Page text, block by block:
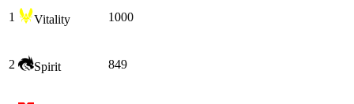
1 Vitality 1000
2 Spirit 849